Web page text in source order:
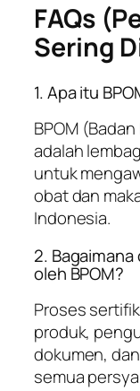
FAQs
Sering
1. Apa itu
BPOM
adalah
untuk
obat dan
Indonesia.
2.
oleh BPOM?
Proses
produk,
dokumen,
semua